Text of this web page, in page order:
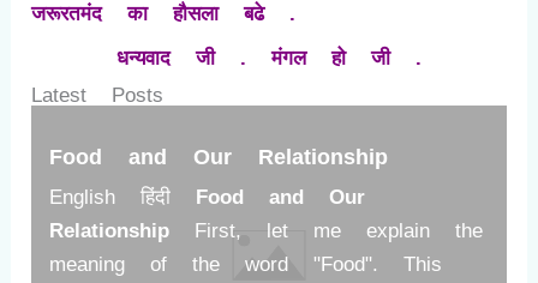
जरूरतमंद का हौसला बढे .
धन्यवाद जी . मंगल हो जी .
Latest Posts
Food and Our Relationship
English हिंदी Food and Our
Relationship First, let me explain the
meaning of the word "Food". This